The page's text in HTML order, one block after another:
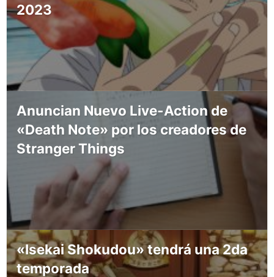
2023
Anuncian Nuevo Live-Action de
«Death Note» por los creadores de
Stranger Things
«Isekai Shokudou» tendrá una 2da
temporada